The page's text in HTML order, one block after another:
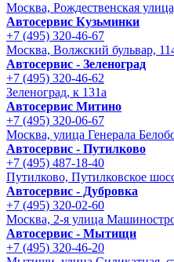
Москва, Рождественская
Автосервис Кузьминки
+7 (495) 320-46-67
Москва, Волжский бульвар,
Автосервис - Зеленоград
+7 (495) 320-46-62
Зеленоград, к 131а
Автосервис Митино
+7 (495) 320-06-67
Москва, улица Генерала
Автосервис - Путилково
+7 (495) 487-18-40
Путилково, Путилковское
Автосервис - Дубровка
+7 (495) 320-02-60
Москва, 2-я улица
Автосервис - Мытищи
+7 (495) 320-46-20